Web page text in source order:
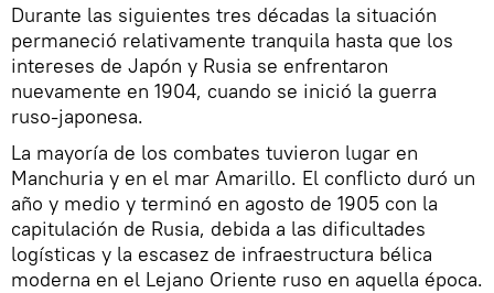
Durante las siguientes tres décadas la situación
permaneció relativamente tranquila hasta que los
intereses de Japón y Rusia se enfrentaron
nuevamente en 1904, cuando se inició la guerra
ruso-japonesa.
La mayoría de los combates tuvieron lugar en
Manchuria y en el mar Amarillo. El conflicto duró un
año y medio y terminó en agosto de 1905 con la
capitulación de Rusia, debida a las dificultades
logísticas y la escasez de infraestructura bélica
moderna en el Lejano Oriente ruso en aquella época.